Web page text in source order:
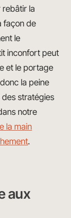
la
façon de
le
inconfort peut
et le portage
la peine
des stratégies
notre
la main
.
aux